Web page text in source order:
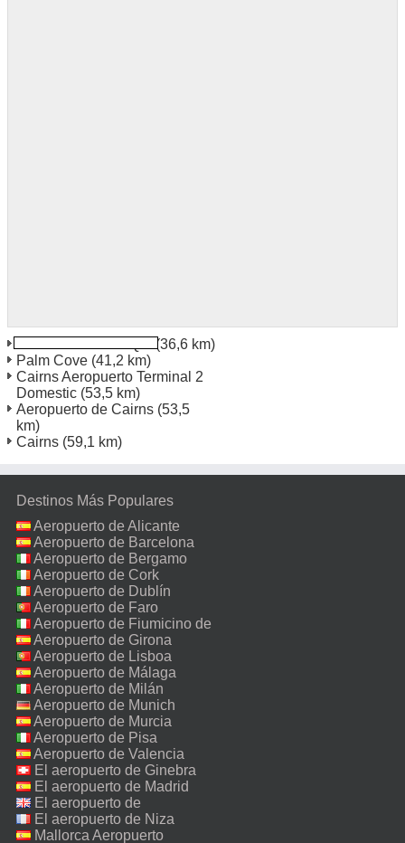
(36,6 km)
Palm Cove (41,2 km)
Cairns Aeropuerto Terminal 2
Domestic (53,5 km)
Aeropuerto de Cairns (53,5
km)
Cairns (59,1 km)
Destinos Más Populares
Aeropuerto de Alicante
Aeropuerto de Barcelona
Aeropuerto de Bergamo
Aeropuerto de Cork
Aeropuerto de Dublín
Aeropuerto de Faro
Aeropuerto de Fiumicino de
Roma
Aeropuerto de Girona
Aeropuerto de Lisboa
Aeropuerto de Málaga
Aeropuerto de Milán
Malpensa
Aeropuerto de Munich
Aeropuerto de Murcia
Aeropuerto de Pisa
Aeropuerto de Valencia
El aeropuerto de Ginebra
El aeropuerto de Madrid
El aeropuerto de
Manchester
El aeropuerto de Niza
Mallorca Aeropuerto